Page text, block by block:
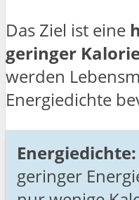
Das Ziel ist eine
geringer
werden
Energiedichte
Energiedichte:
geringer